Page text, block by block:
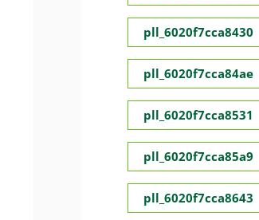
pll_6020f7cca8430
pll_6020f7cca84ae
pll_6020f7cca8531
pll_6020f7cca85a9
pll_6020f7cca8643